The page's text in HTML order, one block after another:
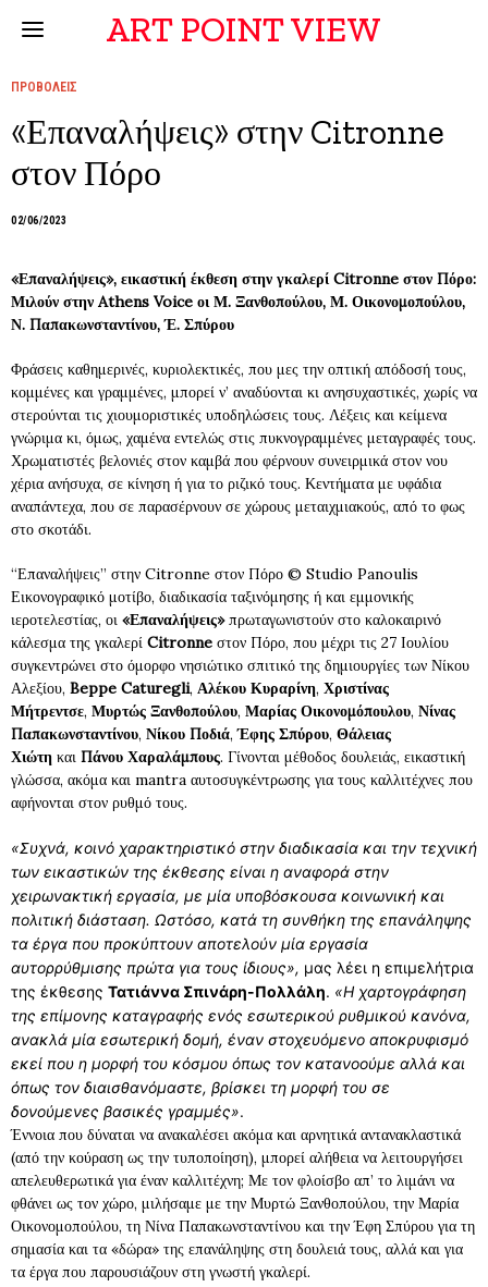
ART POINT VIEW
ΠΡΟΒΟΛΕΙΣ
«Επαναλήψεις» στην Citronne
στον Πόρο
02/06/2023
«Επαναλήψεις», εικαστική έκθεση στην γκαλερί Citronne στον Πόρο:
Μιλούν στην Athens Voice οι Μ. Ξανθοπούλου, Μ. Οικονομοπούλου,
Ν. Παπακωνσταντίνου, Έ. Σπύρου
Φράσεις καθημερινές, κυριολεκτικές, που μες την οπτική απόδοσή τους,
κομμένες και γραμμένες, μπορεί ν’ αναδύονται κι ανησυχαστικές, χωρίς να
στερούνται τις χιουμοριστικές υποδηλώσεις τους. Λέξεις και κείμενα
γνώριμα κι, όμως, χαμένα εντελώς στις πυκνογραμμένες μεταγραφές τους.
Χρωματιστές βελονιές στον καμβά που φέρνουν συνειρμικά στον νου
χέρια ανήσυχα, σε κίνηση ή για το ριζικό τους. Κεντήματα με υφάδια
αναπάντεχα, που σε παρασέρνουν σε χώρους μεταιχμιακούς, από το φως
στο σκοτάδι.
“Επαναλήψεις” στην Citronne στον Πόρο © Studio Panoulis
Εικονογραφικό μοτίβο, διαδικασία ταξινόμησης ή και εμμονικής
ιεροτελεστίας, οι «Επαναλήψεις»πρωταγωνιστούν στο καλοκαιρινό
κάλεσμα της γκαλερί Citronne στον Πόρο, που μέχρι τις 27 Ιουλίου
συγκεντρώνει στο όμορφο νησιώτικο σπιτικό της δημιουργίες των Νίκου
Αλεξίου, Beppe Caturegli, Αλέκου Κυραρίνη, Χριστίνας
Μήτρεντσε, Μυρτώς Ξανθοπούλου, Μαρίας Οικονομόπουλου, Νίνας
Παπακωνσταντίνου, Νίκου Ποδιά,Έφης Σπύρου, Θάλειας
Χιώτη και Πάνου Χαραλάμπους. Γίνονται μέθοδος δουλειάς, εικαστική
γλώσσα, ακόμα και mantra αυτοσυγκέντρωσης για τους καλλιτέχνες που
αφήνονται στον ρυθμό τους.
«Συχνά, κοινό χαρακτηριστικό στην διαδικασία και την τεχνική
των εικαστικών της έκθεσης είναι η αναφορά στην
χειρωνακτική εργασία, με μία υποβόσκουσα κοινωνική και
πολιτική διάσταση. Ωστόσο, κατά τη συνθήκη της επανάληψης
τα έργα που προκύπτουν αποτελούν μία εργασία
αυτορρύθμισης πρώτα για τους ίδιους», μας λέει η επιμελήτρια
της έκθεσης Τατιάννα Σπινάρη-Πολλάλη. «Η χαρτογράφηση
της επίμονης καταγραφής ενός εσωτερικού ρυθμικού κανόνα,
ανακλά μία εσωτερική δομή, έναν στοχευόμενο αποκρυφισμό
εκεί που η μορφή του κόσμου όπως τον κατανοούμε αλλά και
όπως τον διαισθανόμαστε, βρίσκει τη μορφή του σε
δονούμενες βασικές γραμμές».
Έννοια που δύναται να ανακαλέσει ακόμα και αρνητικά αντανακλαστικά
(από την κούραση ως την τυποποίηση), μπορεί αλήθεια να λειτουργήσει
απελευθερωτικά για έναν καλλιτέχνη; Με τον φλοίσβο απ’ το λιμάνι να
φθάνει ως τον χώρο, μιλήσαμε με την Μυρτώ Ξανθοπούλου, την Μαρία
Οικονομοπούλου, τη Νίνα Παπακωνσταντίνου και την Έφη Σπύρου για τη
σημασία και τα «δώρα» της επανάληψης στη δουλειά τους, αλλά και για
τα έργα που παρουσιάζουν στη γνωστή γκαλερί.